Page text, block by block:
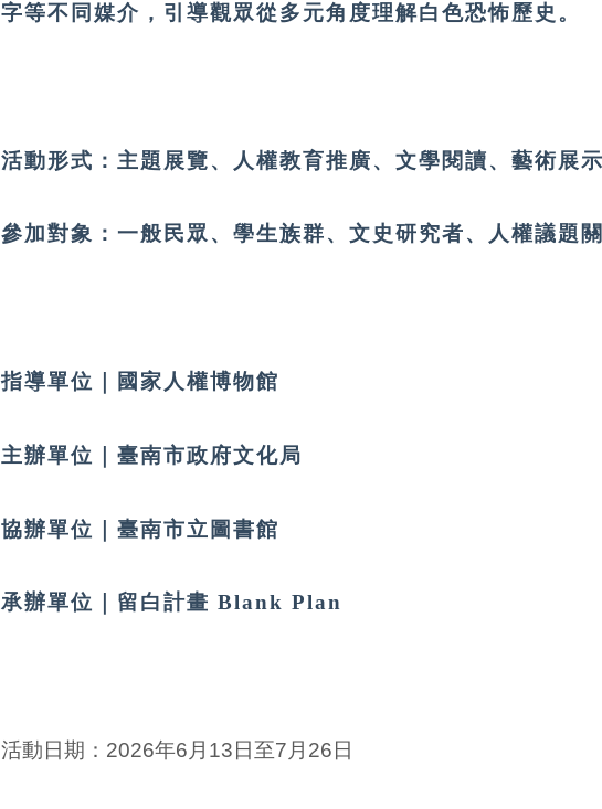
字等不同媒介，引導觀眾從多元角度理解白色恐怖歷史。
活動形式： 主題展覽、人權教育推廣、文學閱讀、藝術展示
參加對象： 一般民眾、學生族群、文史研究者、人權議題
指導單位｜國家人權博物館
主辦單位｜臺南市政府文化局
協辦單位｜臺南市立圖書館
承辦單位｜留白計畫 Blank Plan
活動日期： 2026年6月13日至7月26日